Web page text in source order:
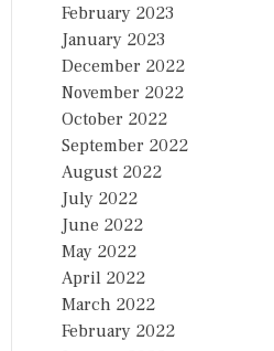
February 2023
January 2023
December 2022
November 2022
October 2022
September 2022
August 2022
July 2022
June 2022
May 2022
April 2022
March 2022
February 2022